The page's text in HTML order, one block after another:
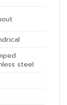
steel